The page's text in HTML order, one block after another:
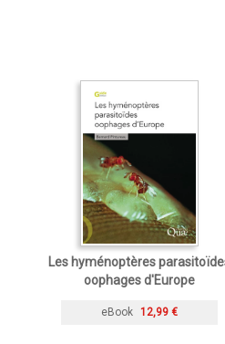
Les hyménoptères
oophages d'Europe
eBook 12,99 €